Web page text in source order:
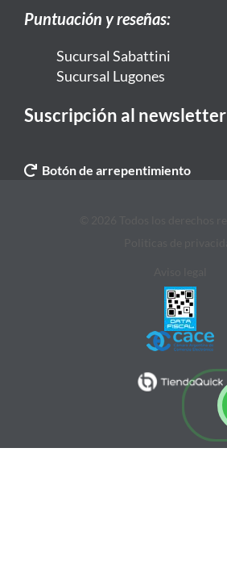
Puntuación y reseñas:
Sucursal Sabattini
Sucursal Lugones
Suscripción al newsletter
Botón de arrepentimiento